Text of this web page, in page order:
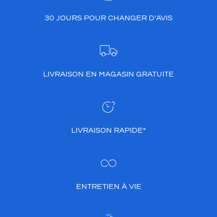
30 JOURS POUR CHANGER D’AVIS
LIVRAISON EN MAGASIN GRATUITE
LIVRAISON RAPIDE*
ENTRETIEN À VIE